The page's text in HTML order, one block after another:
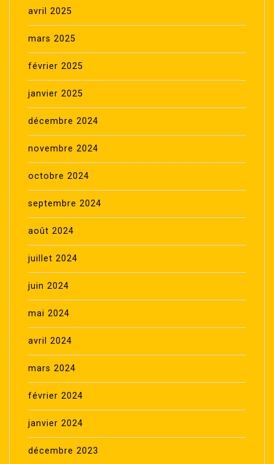
avril 2025
mars 2025
février 2025
janvier 2025
décembre 2024
novembre 2024
octobre 2024
septembre 2024
août 2024
juillet 2024
juin 2024
mai 2024
avril 2024
mars 2024
février 2024
janvier 2024
décembre 2023